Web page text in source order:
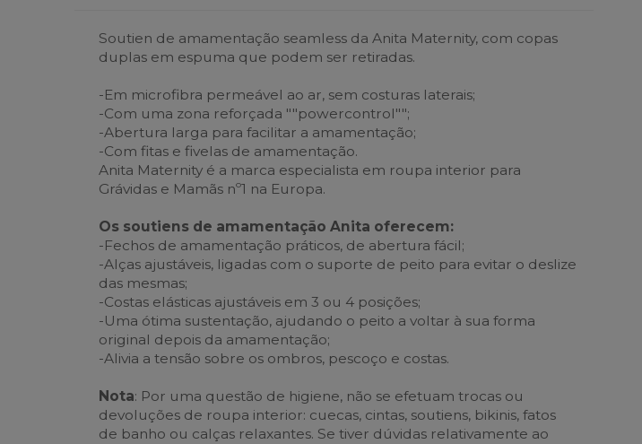
Soutien de amamentação seamless da Anita Maternity, com copas
duplas em espuma que podem ser retiradas.
-Em microfibra permeável ao ar, sem costuras laterais;
-Com uma zona reforçada ""powercontrol"";
-Abertura larga para facilitar a amamentação;
-Com fitas e fivelas de amamentação.
Anita Maternity é a marca especialista em roupa interior para
Grávidas e Mamãs nº1 na Europa.
Os soutiens de amamentação Anita oferecem:
-Fechos de amamentação práticos, de abertura fácil;
-Alças ajustáveis, ligadas com o suporte de peito para evitar o deslize
das mesmas;
-Costas elásticas ajustáveis em 3 ou 4 posições;
-Uma ótima sustentação, ajudando o peito a voltar à sua forma
original depois da amamentação;
-Alivia a tensão sobre os ombros, pescoço e costas.
Nota: Por uma questão de higiene, não se efetuam trocas ou
devoluções de roupa interior: cuecas, cintas, soutiens, bikinis, fatos
de banho ou calças relaxantes. Se tiver dúvidas relativamente ao